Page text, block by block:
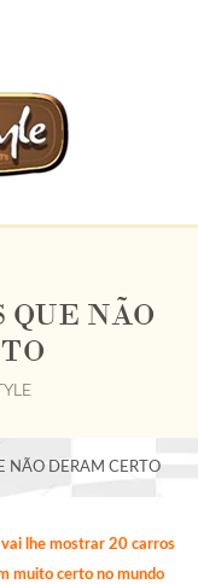
QUE NÃO
NÃO DERAM CERTO
lhe mostrar 20 carros
muito certo no mundo